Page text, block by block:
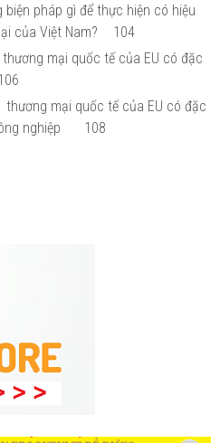
pháp gì để thực hiện có hiệu
của Việt Nam?
104
mại quốc tế của EU có đặc
mại quốc tế của EU có đặc
nghiệp
108